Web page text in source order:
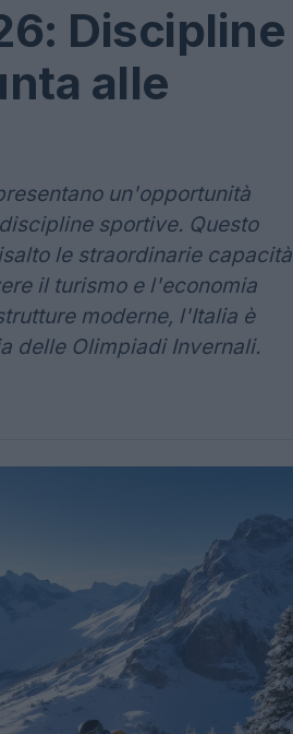
Discipline
alle
un'opportunità
sportive. Questo
le straordinarie capacità
il turismo e l'economia
moderne, l'Italia è
delle Olimpiadi Invernali.